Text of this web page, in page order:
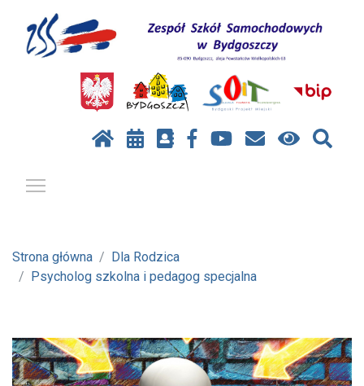
Strona główna
Dla Rodzica
Psycholog szkolna i pedagog specjalna